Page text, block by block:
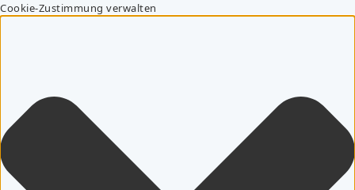
Cookie-Zustimmung verwalten